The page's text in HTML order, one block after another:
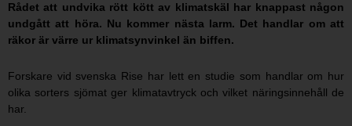
Rådet att undvika rött kött av klimatskäl har knappast någon
undgått att höra. Nu kommer nästa larm. Det handlar om att
räkor är värre ur klimatsynvinkel än biffen.
Forskare vid svenska Rise har lett en studie som handlar om hur
olika sorters sjömat ger klimatavtryck och vilket näringsinnehåll de
har.